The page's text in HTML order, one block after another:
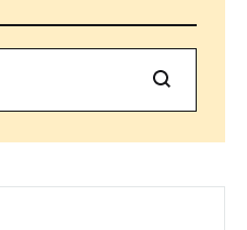
Buscar